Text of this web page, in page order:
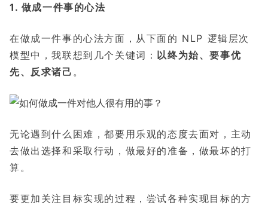
1. 做成一件事的心法
在做成一件事的心法方面，从下面的 NLP 逻辑层次
模型中，我联想到几个关键词： 以终为始、要事优
先、反求诸己 。
无论遇到什么困难，都要用乐观的态度去面对，主动
去做出选择和采取行动，做最好的准备，做最坏的打
算。
要更加关注目标实现的过程，尝试各种实现目标的方